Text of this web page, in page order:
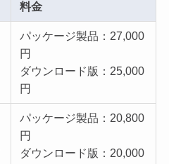
料金
パッケージ製品：27,000
円
ダウンロード版：25,000
円
パッケージ製品：20,800
円
ダウンロード版：20,000